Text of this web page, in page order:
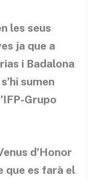
les seus
ja que a
i Badalona
sumen
Grupo
d’Honor
que es farà el